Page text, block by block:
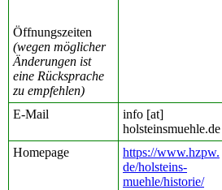
Öffnungszeiten
(wegen möglicher
Änderungen ist
eine Rücksprache
zu empfehlen)
E-Mail
info [at]
holsteinsmuehle.de
Homepage
https://www.hzpw.
de/holsteins-
muehle/historie/